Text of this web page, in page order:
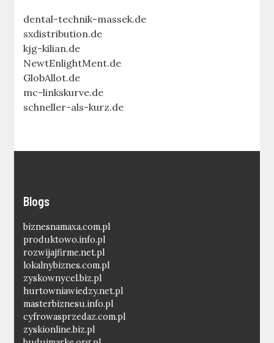
dental-technik-massek.de
sxdistribution.de
kjg-kilian.de
NewtEnlightMent.de
GlobAllot.de
mc-linkskurve.de
schneller-als-kurz.de
Blogs
biznesnamaxa.com.pl
produktowo.info.pl
rozwijajfirme.net.pl
lokalnybiznes.com.pl
zyskownycel.biz.pl
hurtowniawiedzy.net.pl
masterbiznesu.info.pl
cyfrowasprzedaz.com.pl
zyskionline.biz.pl